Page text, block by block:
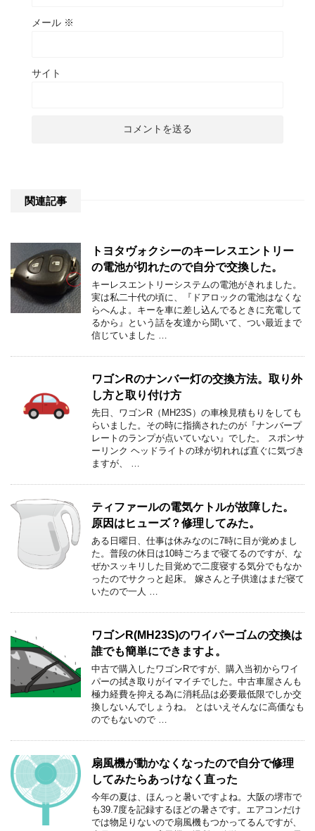
メール ※
サイト
関連記事
トヨタヴォクシーのキーレスエントリー
の電池が切れたので自分で交換した。
キーレスエントリーシステムの電池がきれました。
実は私二十代の頃に、『ドアロックの電池はなくな
らへんよ。キーを車に差し込んでるときに充電して
るから』という話を友達から聞いて、つい最近まで
信じていました …
ワゴンRのナンバー灯の交換方法。取り外
し方と取り付け方
先日、ワゴンR（MH23S）の車検見積もりをしても
らいました。その時に指摘されたのが『ナンバープ
レートのランプが点いていない』でした。 スポンサ
ーリンク ヘッドライトの球が切れれば直ぐに気づき
ますが、 …
ティファールの電気ケトルが故障した。
原因はヒューズ？修理してみた。
ある日曜日、仕事は休みなのに7時に目が覚めまし
た。普段の休日は10時ごろまで寝てるのですが、な
ぜかスッキリした目覚めで二度寝する気分でもなか
ったのでサクっと起床。 嫁さんと子供達はまだ寝て
いたので一人 …
ワゴンR(MH23S)のワイパーゴムの交換は
誰でも簡単にできますよ。
中古で購入したワゴンRですが、購入当初からワイ
パーの拭き取りがイマイチでした。中古車屋さんも
極力経費を抑える為に消耗品は必要最低限でしか交
換しないんでしょうね。 とはいえそんなに高価なも
のでもないので …
扇風機が動かなくなったので自分で修理
してみたらあっけなく直った
今年の夏は、ほんっと暑いですよね。大阪の堺市で
も39.7度を記録するほどの暑さです。エアコンだけ
では物足りないので扇風機もつかってるんですが、